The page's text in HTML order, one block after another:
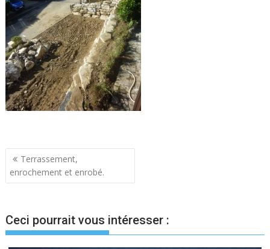
Navigation
de
Terrassement,
enrochement et enrobé.
Ceci pourrait vous intéresser :